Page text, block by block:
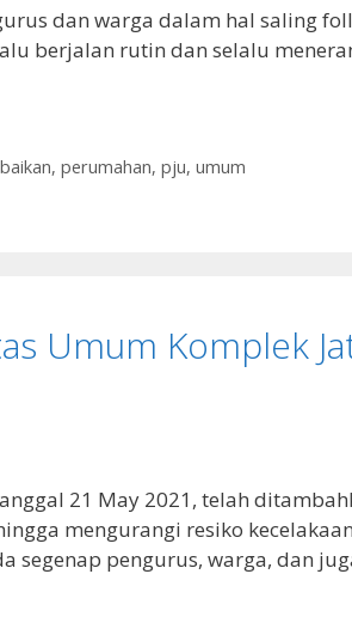
dan warga dalam hal saling
berjalan rutin dan selalu
, perumahan, pju, umum
Umum Komplek
21 May 2021, telah
mengurangi resiko
segenap pengurus, warga, dan